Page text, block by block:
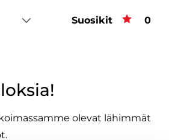
Suosikit 0
olevat lähimmät